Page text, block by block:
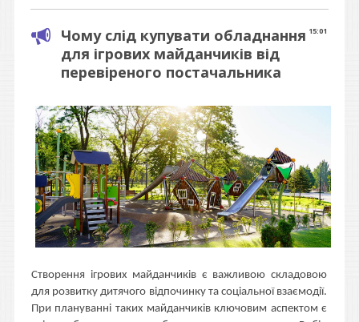
15:01
Чому слід купувати обладнання
для ігрових майданчиків від
перевіреного постачальника
Створення ігрових майданчиків є важливою складовою
для розвитку дитячого відпочинку та соціальної взаємодії.
При плануванні таких майданчиків ключовим аспектом є